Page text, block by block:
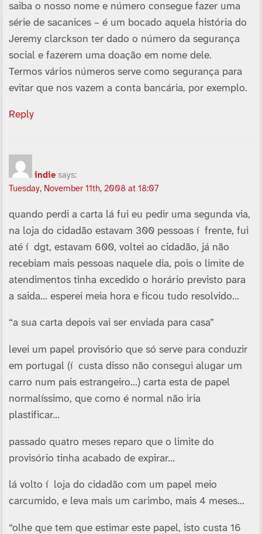
saiba o nosso nome e número consegue fazer uma
série de sacanices – é um bocado aquela história do
Jeremy clarckson ter dado o número da segurança
social e fazerem uma doação em nome dele.
Termos vários números serve como segurança para
evitar que nos vazem a conta bancária, por exemplo.
Reply
indie says:
Tuesday, November 11th, 2008 at 18:07
quando perdi a carta lá fui eu pedir uma segunda via,
na loja do cidadão estavam 300 pessoas í frente, fui
até í dgt, estavam 600, voltei ao cidadão, já não
recebiam mais pessoas naquele dia, pois o limite de
atendimentos tinha excedido o horário previsto para
a saida… esperei meia hora e ficou tudo resolvido…
“a sua carta depois vai ser enviada para casa”
levei um papel provisório que só serve para conduzir
em portugal (í custa disso não consegui alugar um
carro num pais estrangeiro…) carta esta de papel
normalí­ssimo, que como é normal não iria
plastificar…
passado quatro meses reparo que o limite do
provisório tinha acabado de expirar…
lá volto í loja do cidadão com um papel meio
carcumido, e leva mais um carimbo, mais 4 meses…
“olhe que tem que estimar este papel, isto custa 16